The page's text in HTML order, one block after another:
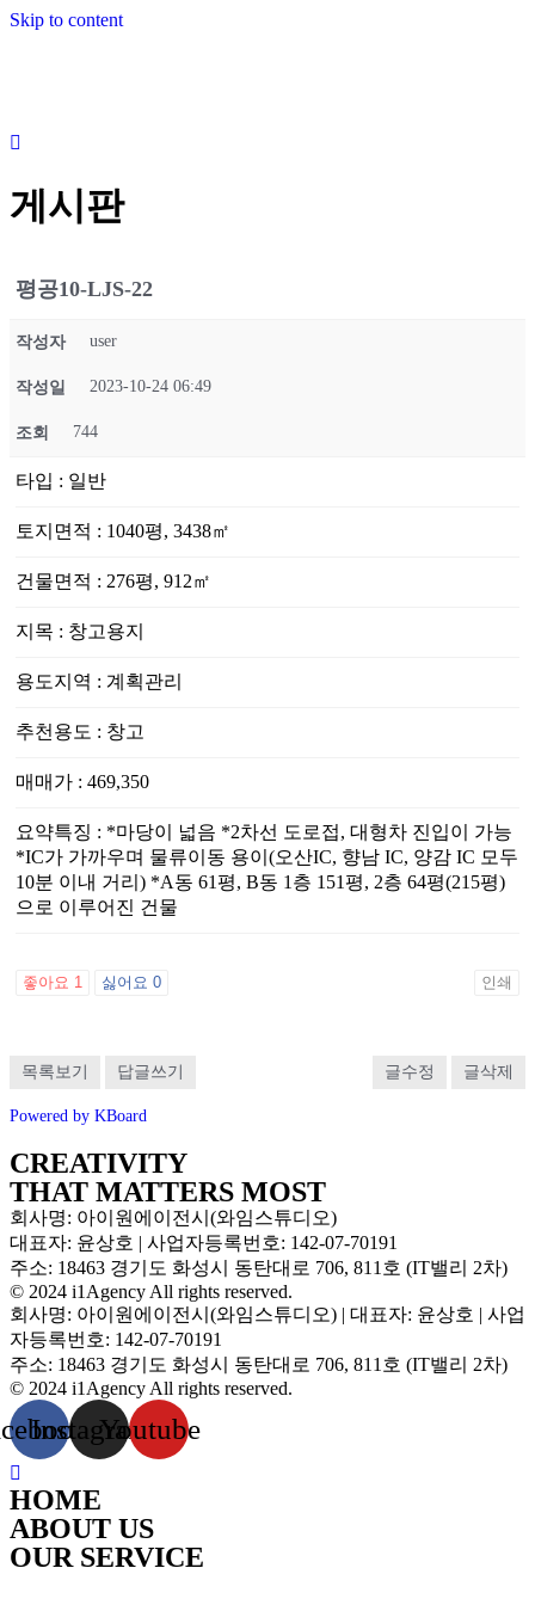
Skip to content
게시판
평공10-LJS-22
작성자 user
작성일 2023-10-24 06:49
조회 744
타입 : 일반
토지면적 : 1040평, 3438㎡
건물면적 : 276평, 912㎡
지목 : 창고용지
용도지역 : 계획관리
추천용도 : 창고
매매가 : 469,350
요약특징 : *마당이 넓음 *2차선 도로접, 대형차 진입이 가능
*IC가 가까우며 물류이동 용이(오산IC, 향남 IC, 양감 IC 모두
10분 이내 거리) *A동 61평, B동 1층 151평, 2층 64평(215평)
으로 이루어진 건물
좋아요 1 싫어요 0 인쇄
목록보기 답글쓰기 글수정 글삭제
Powered by KBoard
CREATIVITY
THAT MATTERS MOST
회사명: 아이원에이전시(와임스튜디오)
대표자: 윤상호 | 사업자등록번호: 142-07-70191
주소: 18463 경기도 화성시 동탄대로 706, 811호 (IT밸리 2차)
© 2024 i1Agency All rights reserved.
회사명: 아이원에이전시(와임스튜디오) | 대표자: 윤상호 | 사업
자등록번호: 142-07-70191
주소: 18463 경기도 화성시 동탄대로 706, 811호 (IT밸리 2차)
© 2024 i1Agency All rights reserved.
InstagramYoutube
HOME
ABOUT US
OUR SERVICE